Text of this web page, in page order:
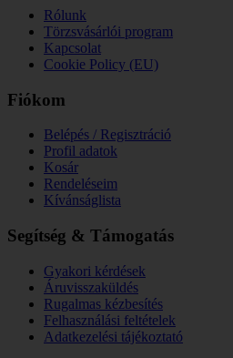
Rólunk
Törzsvásárlói program
Kapcsolat
Cookie Policy (EU)
Fiókom
Belépés / Regisztráció
Profil adatok
Kosár
Rendeléseim
Kívánságlista
Segítség & Támogatás
Gyakori kérdések
Áruvisszaküldés
Rugalmas kézbesítés
Felhasználási feltételek
Adatkezelési tájékoztató